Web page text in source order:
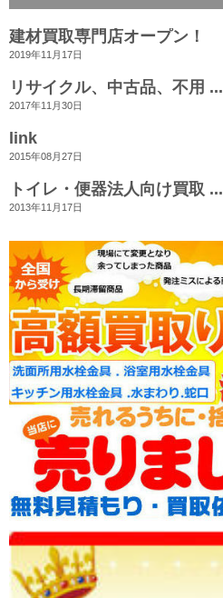
建材買取専門店オープン！
2019年11月17日
リサイクル、中古品、不用 ...
2017年11月30日
link
2015年08月27日
トイレ・便器法人向け買取 ...
2013年11月17日